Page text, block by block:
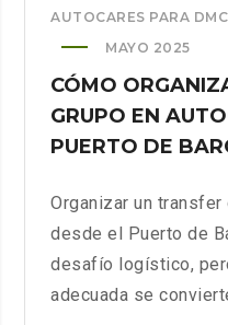
AUTOCARES PARA DMC
MAYO 2025
CÓMO
GRUPO EN
PUERTO DE
Organizar un
desde el Puerto de
desafío logístico,
adecuada se